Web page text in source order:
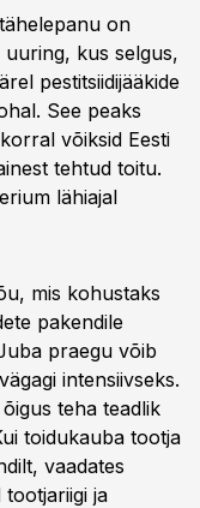
on
kus selgus,
pestitsiidijääkide
See peaks
võiksid Eesti
tehtud toitu.
lähiajal
mis kohustaks
pakendile
praegu võib
intensiivseks.
teha teadlik
toidukauba tootja
vaadates
ja